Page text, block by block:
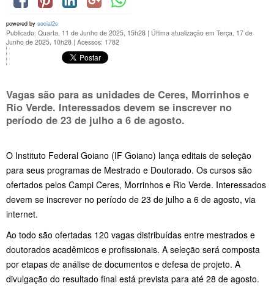
powered by social2s
Publicado: Quarta, 11 de Junho de 2025, 15h28 | Última atualização em Terça, 17 de
Junho de 2025, 10h28 | Acessos: 1782
Vagas são para as unidades de Ceres, Morrinhos e
Rio Verde. Interessados devem se inscrever no
período de 23 de julho a 6 de agosto.
O Instituto Federal Goiano (IF Goiano) lança editais de seleção
para seus programas de Mestrado e Doutorado. Os cursos são
ofertados pelos Campi Ceres, Morrinhos e Rio Verde. Interessados
devem se inscrever no período de 23 de julho a 6 de agosto, via
internet.
Ao todo são ofertadas 120 vagas distribuídas entre mestrados e
doutorados acadêmicos e profissionais. A seleção será composta
por etapas de análise de documentos e defesa de projeto. A
divulgação do resultado final está prevista para até 28 de agosto.